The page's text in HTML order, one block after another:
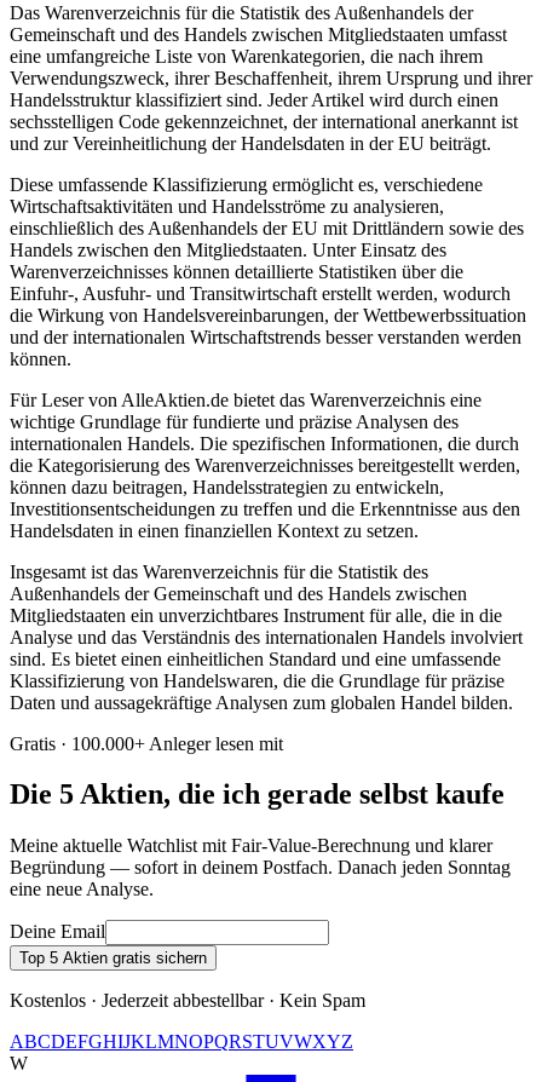
Das Warenverzeichnis für die Statistik des Außenhandels der
Gemeinschaft und des Handels zwischen Mitgliedstaaten umfasst
eine umfangreiche Liste von Warenkategorien, die nach ihrem
Verwendungszweck, ihrer Beschaffenheit, ihrem Ursprung und ihrer
Handelsstruktur klassifiziert sind. Jeder Artikel wird durch einen
sechsstelligen Code gekennzeichnet, der international anerkannt ist
und zur Vereinheitlichung der Handelsdaten in der EU beiträgt.
Diese umfassende Klassifizierung ermöglicht es, verschiedene
Wirtschaftsaktivitäten und Handelsströme zu analysieren,
einschließlich des Außenhandels der EU mit Drittländern sowie des
Handels zwischen den Mitgliedstaaten. Unter Einsatz des
Warenverzeichnisses können detaillierte Statistiken über die
Einfuhr-, Ausfuhr- und Transitwirtschaft erstellt werden, wodurch
die Wirkung von Handelsvereinbarungen, der Wettbewerbssituation
und der internationalen Wirtschaftstrends besser verstanden werden
können.
Für Leser von AlleAktien.de bietet das Warenverzeichnis eine
wichtige Grundlage für fundierte und präzise Analysen des
internationalen Handels. Die spezifischen Informationen, die durch
die Kategorisierung des Warenverzeichnisses bereitgestellt werden,
können dazu beitragen, Handelsstrategien zu entwickeln,
Investitionsentscheidungen zu treffen und die Erkenntnisse aus den
Handelsdaten in einen finanziellen Kontext zu setzen.
Insgesamt ist das Warenverzeichnis für die Statistik des
Außenhandels der Gemeinschaft und des Handels zwischen
Mitgliedstaaten ein unverzichtbares Instrument für alle, die in die
Analyse und das Verständnis des internationalen Handels involviert
sind. Es bietet einen einheitlichen Standard und eine umfassende
Klassifizierung von Handelswaren, die die Grundlage für präzise
Daten und aussagekräftige Analysen zum globalen Handel bilden.
Gratis · 100.000+ Anleger lesen mit
Die 5 Aktien, die ich gerade selbst kaufe
Meine aktuelle Watchlist mit Fair-Value-Berechnung und klarer
Begründung — sofort in deinem Postfach. Danach jeden Sonntag
eine neue Analyse.
Deine Email
Top 5 Aktien gratis sichern
Kostenlos · Jederzeit abbestellbar · Kein Spam
ABCDEFGHIJKLMNOPQRSTUVWXYZ
W